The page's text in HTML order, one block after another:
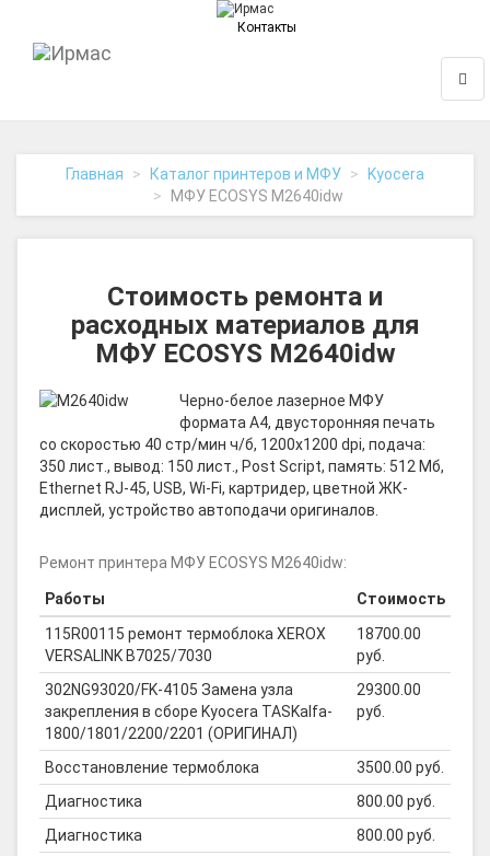
Контакты
Главная Каталог принтеров и МФУ
Kyocera
МФУ ECOSYS M2640idw
Стоимость ремонта и
расходных материалов для
МФУ ECOSYS M2640idw
Черно-белое лазерное МФУ
формата A4, двусторонняя печать
со скоростью 40 стр/мин ч/б, 1200x1200 dpi, подача:
350 лист., вывод: 150 лист., Post Script, память: 512 Мб,
Ethernet RJ-45, USB, Wi-Fi, картридер, цветной ЖК-
дисплей, устройство автоподачи оригиналов.
Ремонт принтера МФУ ECOSYS M2640idw:
Работы
Стоимость
115R00115 ремонт термоблока XEROX
VERSALINK B7025/7030
18700.00
руб.
302NG93020/FK-4105 Замена узла
закрепления в сборе Kyocera TASKalfa-
1800/1801/2200/2201 (ОРИГИНАЛ)
29300.00
руб.
Восстановление термоблока
3500.00 руб.
Диагностика
800.00 руб.
Диагностика
800.00 руб.